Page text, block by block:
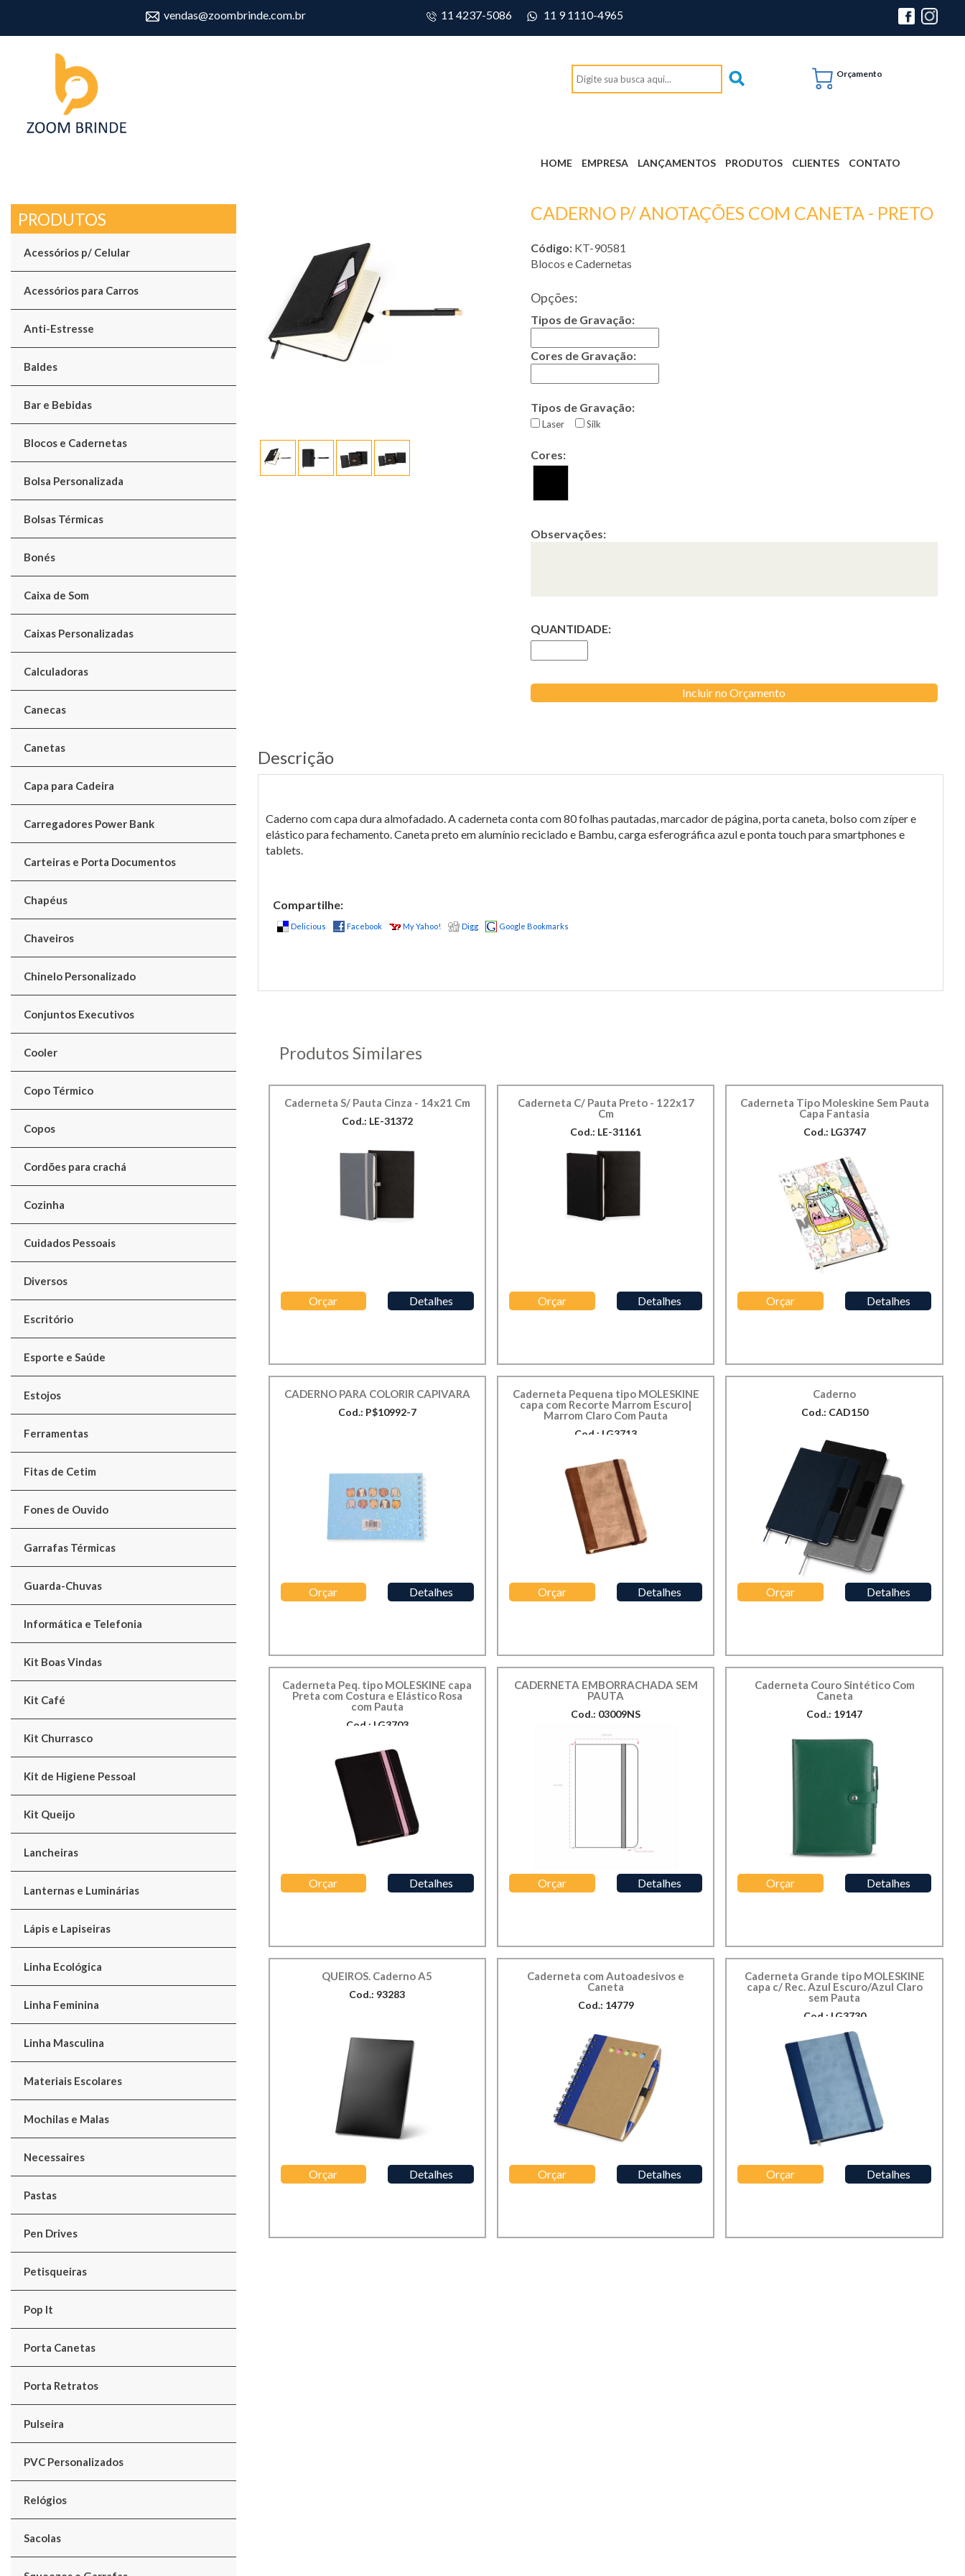
vendas@zoombrinde.com.br 11 4237-5086 11 9 1110-4965
Orçamento
HOME EMPRESA LANÇAMENTOS PRODUTOS CLIENTES CONTATO
Acessórios p/ Celular
Acessórios para Carros
Anti-Estresse
Baldes
Bar e Bebidas
Blocos e Cadernetas
Bolsa Personalizada
Bolsas Térmicas
Bonés
Caixa de Som
Caixas Personalizadas
Calculadoras
Canecas
Canetas
Capa para Cadeira
Carregadores Power Bank
Carteiras e Porta Documentos
Chapéus
Chaveiros
Chinelo Personalizado
Conjuntos Executivos
Cooler
Copo Térmico
Copos
Cordões para crachá
Cozinha
Cuidados Pessoais
Diversos
Escritório
Esporte e Saúde
Estojos
Ferramentas
Fitas de Cetim
Fones de Ouvido
Garrafas Térmicas
Guarda-Chuvas
Informática e Telefonia
Kit Boas Vindas
Kit Café
Kit Churrasco
Kit de Higiene Pessoal
Kit Queijo
Lancheiras
Lanternas e Luminárias
Lápis e Lapiseiras
Linha Ecológica
Linha Feminina
Linha Masculina
Materiais Escolares
Mochilas e Malas
Necessaires
Pastas
Pen Drives
Petisqueiras
Pop It
Porta Canetas
Porta Retratos
Pulseira
PVC Personalizados
Relógios
Sacolas
CADERNO P/ ANOTAÇÕES COM CANETA - PRETO
Código: KT-90581
Blocos e Cadernetas
Opções:
Tipos de Gravação:
Cores de Gravação:
Tipos de Gravação:
Laser Silk
Cores:
Observações:
QUANTIDADE:
Incluir no Orçamento
Descrição
Caderno com capa dura almofadado. A caderneta conta com 80 folhas pautadas, marcador de página, porta caneta, bolso com zíper e
elástico para fechamento. Caneta preto em alumínio reciclado e Bambu, carga esferográfica azul e ponta touch para smartphones e
tablets.
Compartilhe:
Delicious Facebook My Yahoo! Digg Google Bookmarks
Produtos Similares
Caderneta S/ Pauta Cinza - 14x21 Cm
Cod.: LE-31372
Orçar Detalhes
Caderneta C/ Pauta Preto - 122x17
Cm
Cod.: LE-31161
Orçar Detalhes
Caderneta Tipo Moleskine Sem Pauta
Capa Fantasia
Cod.: LG3747
Orçar Detalhes
CADERNO PARA COLORIR CAPIVARA
Cod.: P$10992-7
Orçar Detalhes
Caderneta Pequena tipo MOLESKINE
capa com Recorte Marrom Escuro|
Marrom Claro Com Pauta
Cod.: LG3713
Orçar Detalhes
Caderno
Cod.: CAD150
Orçar Detalhes
Caderneta Peq. tipo MOLESKINE capa
Preta com Costura e Elástico Rosa
com Pauta
Cod.: LG3703
Orçar Detalhes
CADERNETA EMBORRACHADA SEM
PAUTA
Cod.: 03009NS
Orçar Detalhes
Caderneta Couro Sintético Com
Caneta
Cod.: 19147
Orçar Detalhes
QUEIROS. Caderno A5
Cod.: 93283
Orçar Detalhes
Caderneta com Autoadesivos e
Caneta
Cod.: 14779
Orçar Detalhes
Caderneta Grande tipo MOLESKINE
capa c/ Rec. Azul Escuro/Azul Claro
sem Pauta
Cod.: LG3730
Orçar Detalhes